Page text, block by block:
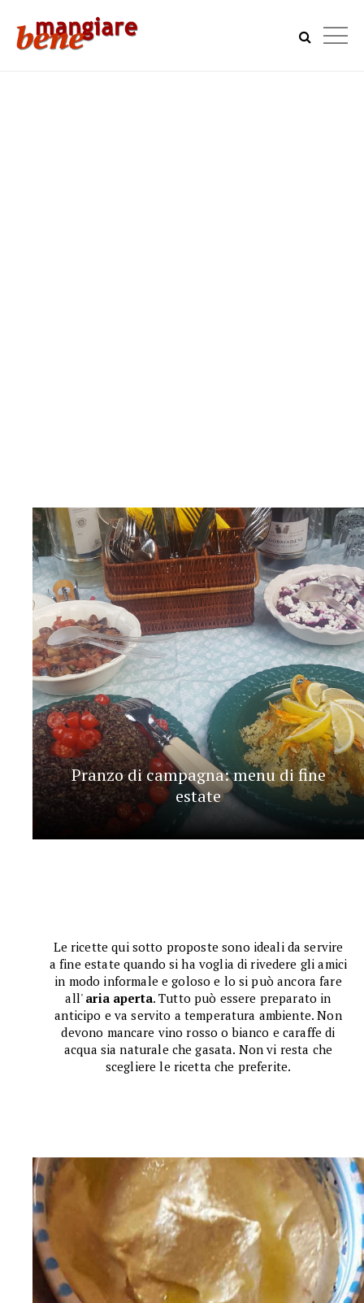
Pranzo di campagna: menu di fine
estate
Le ricette qui sotto proposte sono ideali da servire
a fine estate quando si ha voglia di rivedere gli amici
in modo informale e goloso e lo si può ancora fare
all' aria aperta. Tutto può essere preparato in
anticipo e va servito a temperatura ambiente. Non
devono mancare vino rosso o bianco e caraffe di
acqua sia naturale che gasata. Non vi resta che
scegliere le ricetta che preferite.